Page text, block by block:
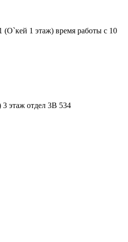
(О`кей 1 этаж) время работы с 10
этаж отдел 3В 534